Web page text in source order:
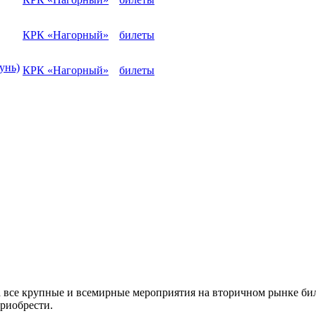
КРК «Нагорный» билеты
КРК «Нагорный» билеты
крупные и всемирные мероприятия на вторичном рынке